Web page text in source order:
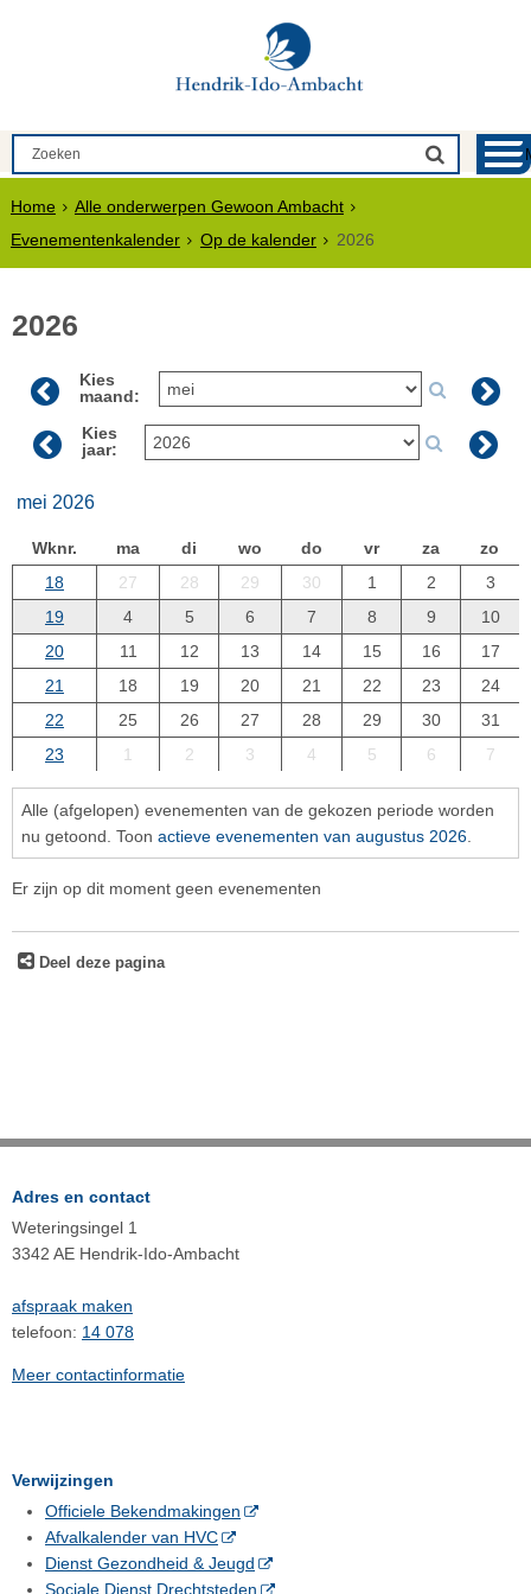
Home
Alle onderwerpen Gewoon Ambacht
Evenementenkalender
Op de kalender 2026
2026
Kies
maand:
Kies
jaar:
mei 2026
Wknr. ma di wo do vr za
zo
18
27 28 29 30 1 2
3
19
4 5 6 7 8 9
10
20
11 12 13 14 15 16
17
21
18 19 20 21 22 23
24
22
25 26 27 28 29 30
31
23
1 2 3 4 5 6 7
Alle (afgelopen) evenementen van de gekozen periode worden
nu getoond. Toon actieve evenementen van augustus 2026.
Er zijn op dit moment geen evenementen
Deel deze pagina
Adres en contact
Weteringsingel 1
3342 AE Hendrik-Ido-Ambacht
afspraak maken
telefoon: 14 078
Meer contactinformatie
Verwijzingen
Officiele Bekendmakingen
Afvalkalender van HVC
Dienst Gezondheid & Jeugd
Sociale Dienst Drechtsteden